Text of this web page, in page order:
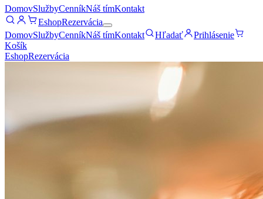
DomovSlužbyCenníkNáš tímKontakt
EshopRezervácia
DomovSlužbyCenníkNáš tímKontakt Hľadať
Prihlásenie
Košík
EshopRezervácia